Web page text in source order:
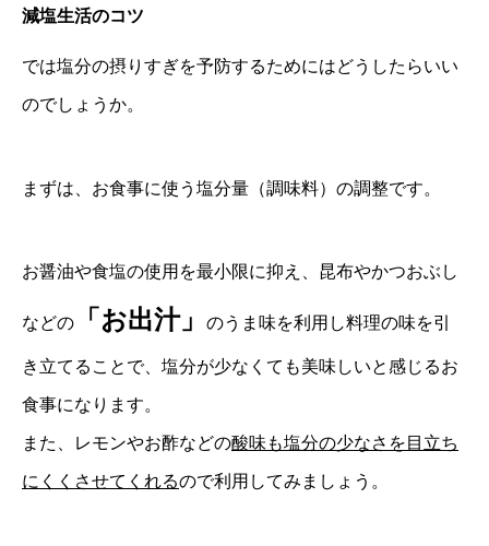
減塩生活のコツ
では塩分の摂りすぎを予防するためにはどうしたらいい
のでしょうか。
まずは、お食事に使う塩分量（調味料）の調整です。
お醤油や食塩の使用を最小限に抑え、昆布やかつおぶし
などの 「お出汁」 のうま味を利用し料理の味を引
き立てることで、塩分が少なくても美味しいと感じるお
食事になります。
また、レモンやお酢などの酸味も塩分の少なさを目立ち
にくくさせてくれるので利用してみましょう。